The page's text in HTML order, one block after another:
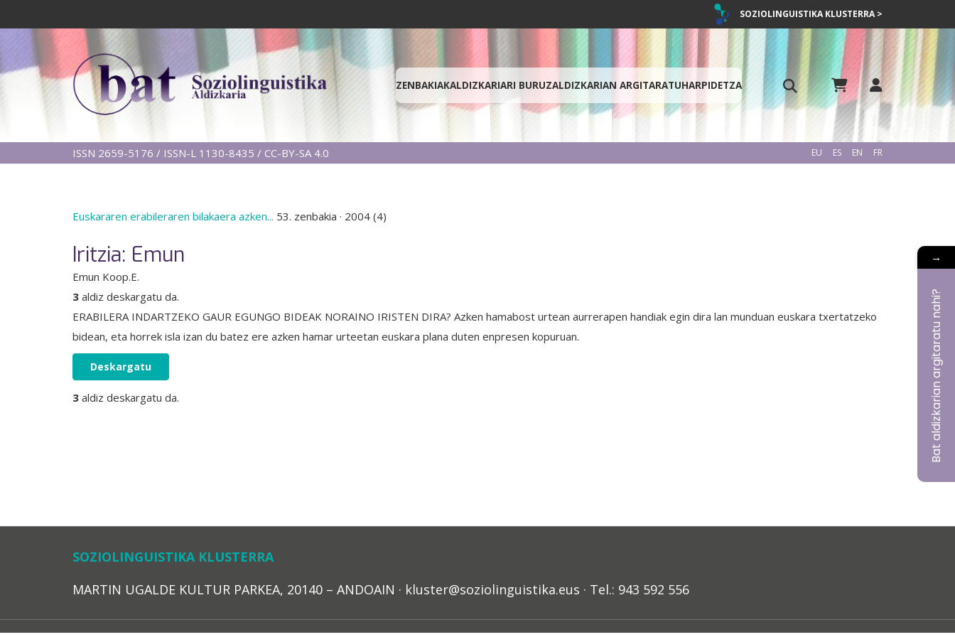
SOZIOLINGUISTIKA KLUSTERRA >
ZENBAKIAKALDIZKARIARI BURUZALDIZKARIAN ARGITARATUHARPIDETZA
ISSN 2659-5176 / ISSN-L 1130-8435 / CC-BY-SA 4.0 EU ES EN FR
Euskararen erabileraren bilakaera azken... 53. zenbakia · 2004 (4)
Iritzia: Emun
Emun Koop.E.
3 aldiz deskargatu da.
ERABILERA INDARTZEKO GAUR EGUNGO BIDEAK NORAINO IRISTEN DIRA? Azken hamabost urtean aurrerapen handiak egin dira lan munduan euskara txertatzeko
bidean, eta horrek isla izan du batez ere azken hamar urteetan euskara plana duten enpresen kopuruan.
Deskargatu
3 aldiz deskargatu da.
SOZIOLINGUISTIKA KLUSTERRA
MARTIN UGALDE KULTUR PARKEA, 20140 – ANDOAIN · kluster@soziolinguistika.eus · Tel.: 943 592 556
→
Bat aldizkarian argitaratu nahi?